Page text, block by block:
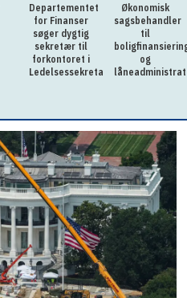
Departementet
for Finanser
søger dygtig
sekretær til
forkontoret i
Ledelsessekretariatet
Økonomisk
sagsbehandler
til
og